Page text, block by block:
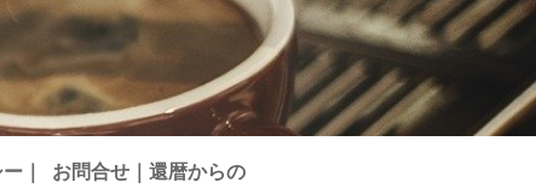
｜ お問合せ｜還暦からの